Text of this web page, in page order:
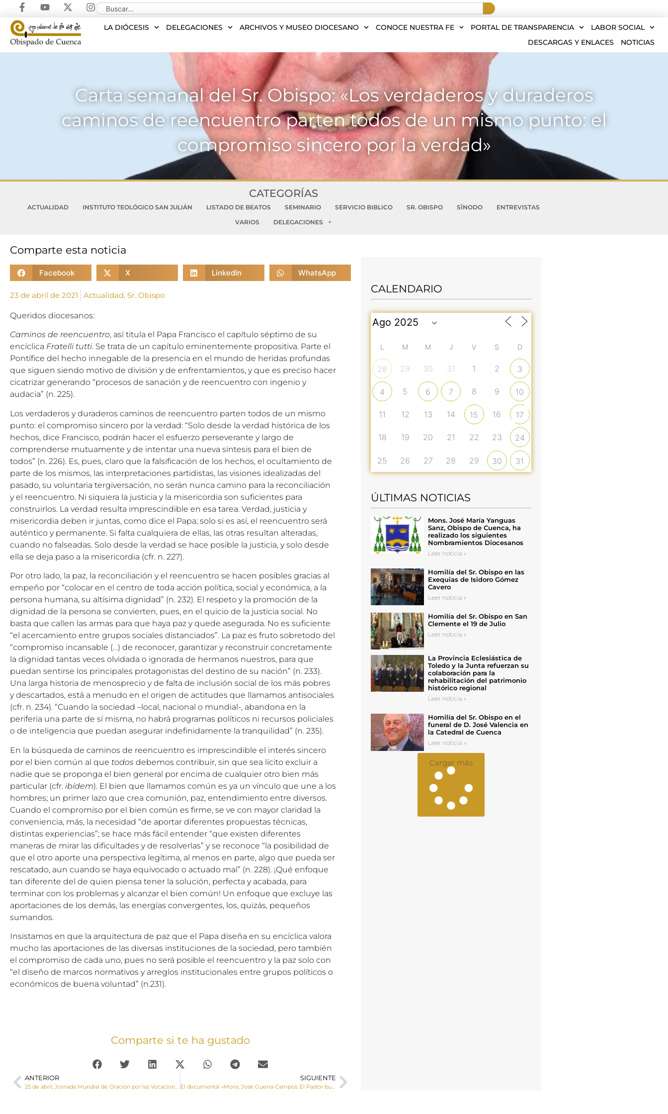
LA DIÓCESIS DELEGACIONES ARCHIVOS Y MUSEO DIOCESANO CONOCE NUESTRA FE PORTAL DE TRANSPARENCIA
LABOR SOCIAL
DESCARGAS Y ENLACES
NOTICIAS
Carta semanal del Sr. Obispo: «Los verdaderos y duraderos
caminos de reencuentro parten todos de un mismo punto: el
compromiso sincero por la verdad»
CATEGORÍAS
ACTUALIDAD INSTITUTO TEOLÓGICO SAN JULIÁN LISTADO DE BEATOS SEMINARIO SERVICIO BIBLICO SR. OBISPO SÍNODO
ENTREVISTAS
VARIOS
DELEGACIONES
Comparte esta noticia
Facebook X LinkedIn WhatsApp
23 de abril de 2021 Actualidad, Sr. Obispo
Queridos diocesanos:
Caminos de reencuentro, así titula el Papa Francisco el capítulo séptimo de su
encíclica Fratelli tutti. Se trata de un capítulo eminentemente propositiva. Parte el
Pontífice del hecho innegable de la presencia en el mundo de heridas profundas
que siguen siendo motivo de división y de enfrentamientos, y que es preciso hacer
cicatrizar generando “procesos de sanación y de reencuentro con ingenio y
audacia” (n. 225).
Los verdaderos y duraderos caminos de reencuentro parten todos de un mismo
punto: el compromiso sincero por la verdad: “Solo desde la verdad histórica de los
hechos, dice Francisco, podrán hacer el esfuerzo perseverante y largo de
comprenderse mutuamente y de intentar una nueva síntesis para el bien de
todos” (n. 226). Es, pues, claro que la falsificación de los hechos, el ocultamiento de
parte de los mismos, las interpretaciones partidistas, las visiones idealizadas del
pasado, su voluntaria tergiversación, no serán nunca camino para la reconciliación
y el reencuentro. Ni siquiera la justicia y la misericordia son suficientes para
construirlos. La verdad resulta imprescindible en esa tarea. Verdad, justicia y
misericordia deben ir juntas, como dice el Papa; solo si es así, el reencuentro será
auténtico y permanente. Si falta cualquiera de ellas, las otras resultan alteradas,
cuando no falseadas. Solo desde la verdad se hace posible la justicia, y solo desde
ella se deja paso a la misericordia (cfr. n. 227).
Por otro lado, la paz, la reconciliación y el reencuentro se hacen posibles gracias al
empeño por “colocar en el centro de toda acción política, social y económica, a la
persona humana, su altísima dignidad” (n. 232). El respeto y la promoción de la
dignidad de la persona se convierten, pues, en el quicio de la justicia social. No
basta que callen las armas para que haya paz y quede asegurada. No es suficiente
“el acercamiento entre grupos sociales distanciados”. La paz es fruto sobretodo del
“compromiso incansable (…) de reconocer, garantizar y reconstruir concretamente
la dignidad tantas veces olvidada o ignorada de hermanos nuestros, para que
puedan sentirse los principales protagonistas del destino de su nación” (n. 233).
Una larga historia de menosprecio y de falta de inclusión social de los más pobres
y descartados, está a menudo en el origen de actitudes que llamamos antisociales
(cfr. n. 234). “Cuando la sociedad –local, nacional o mundial-, abandona en la
periferia una parte de sí misma, no habrá programas políticos ni recursos policiales
o de inteligencia que puedan asegurar indefinidamente la tranquilidad” (n. 235).
En la búsqueda de caminos de reencuentro es imprescindible el interés sincero
por el bien común al que todos debemos contribuir, sin que sea lícito excluir a
nadie que se proponga el bien general por encima de cualquier otro bien más
particular (cfr. ibídem). El bien que llamamos común es ya un vínculo que une a los
hombres; un primer lazo que crea comunión, paz, entendimiento entre diversos.
Cuando el compromiso por el bien común es firme, se ve con mayor claridad la
conveniencia, más, la necesidad “de aportar diferentes propuestas técnicas,
distintas experiencias”; se hace más fácil entender “que existen diferentes
maneras de mirar las dificultades y de resolverlas” y se reconoce “la posibilidad de
que el otro aporte una perspectiva legítima, al menos en parte, algo que pueda ser
rescatado, aun cuando se haya equivocado o actuado mal” (n. 228). ¡Qué enfoque
tan diferente del de quien piensa tener la solución, perfecta y acabada, para
terminar con los problemas y alcanzar el bien común! Un enfoque que excluye las
aportaciones de los demás, las energías convergentes, los, quizás, pequeños
sumandos.
Insistamos en que la arquitectura de paz que el Papa diseña en su encíclica valora
mucho las aportaciones de las diversas instituciones de la sociedad, pero también
el compromiso de cada uno, pues no será posible el reencuentro y la paz solo con
“el diseño de marcos normativos y arreglos institucionales entre grupos políticos o
económicos de buena voluntad” (n.231).
Comparte si te ha gustado
ANTERIOR
25 de abril, Jornada Mundial de Oración por las Vocaciones
SIGUIENTE
El documental «Mons. José Guerra Campos. El Pastor bueno» rinde homenaje al que fuera Obispo de Cuenca
CALENDARIO
L M M J V S D
28 29 30 31 1 2 3
4 5 6 7 8 9 10
11 12 13 14 15 16 17
18 19 20 21 22 23 24
25 26 27 28 29 30 31
ÚLTIMAS NOTICIAS
Mons. José María Yanguas
Sanz, Obispo de Cuenca, ha
realizado los siguientes
Nombramientos Diocesanos
Leer noticia »
Homilía del Sr. Obispo en las
Exequias de Isidoro Gómez
Cavero
Leer noticia »
Homilía del Sr. Obispo en San
Clemente el 19 de Julio
Leer noticia »
La Provincia Eclesiástica de
Toledo y la Junta refuerzan su
colaboración para la
rehabilitación del patrimonio
histórico regional
Leer noticia »
Homilía del Sr. Obispo en el
funeral de D. José Valencia en
la Catedral de Cuenca
Leer noticia »
Cargar más